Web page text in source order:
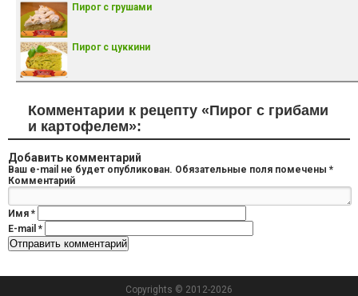
Пирог с грушами
Пирог с цуккини
Комментарии к рецепту «Пирог с грибами
и картофелем»:
Добавить комментарий
Ваш e-mail не будет опубликован. Обязательные поля помечены *
Комментарий
Имя *
E-mail *
Copyrights © 2012-2026